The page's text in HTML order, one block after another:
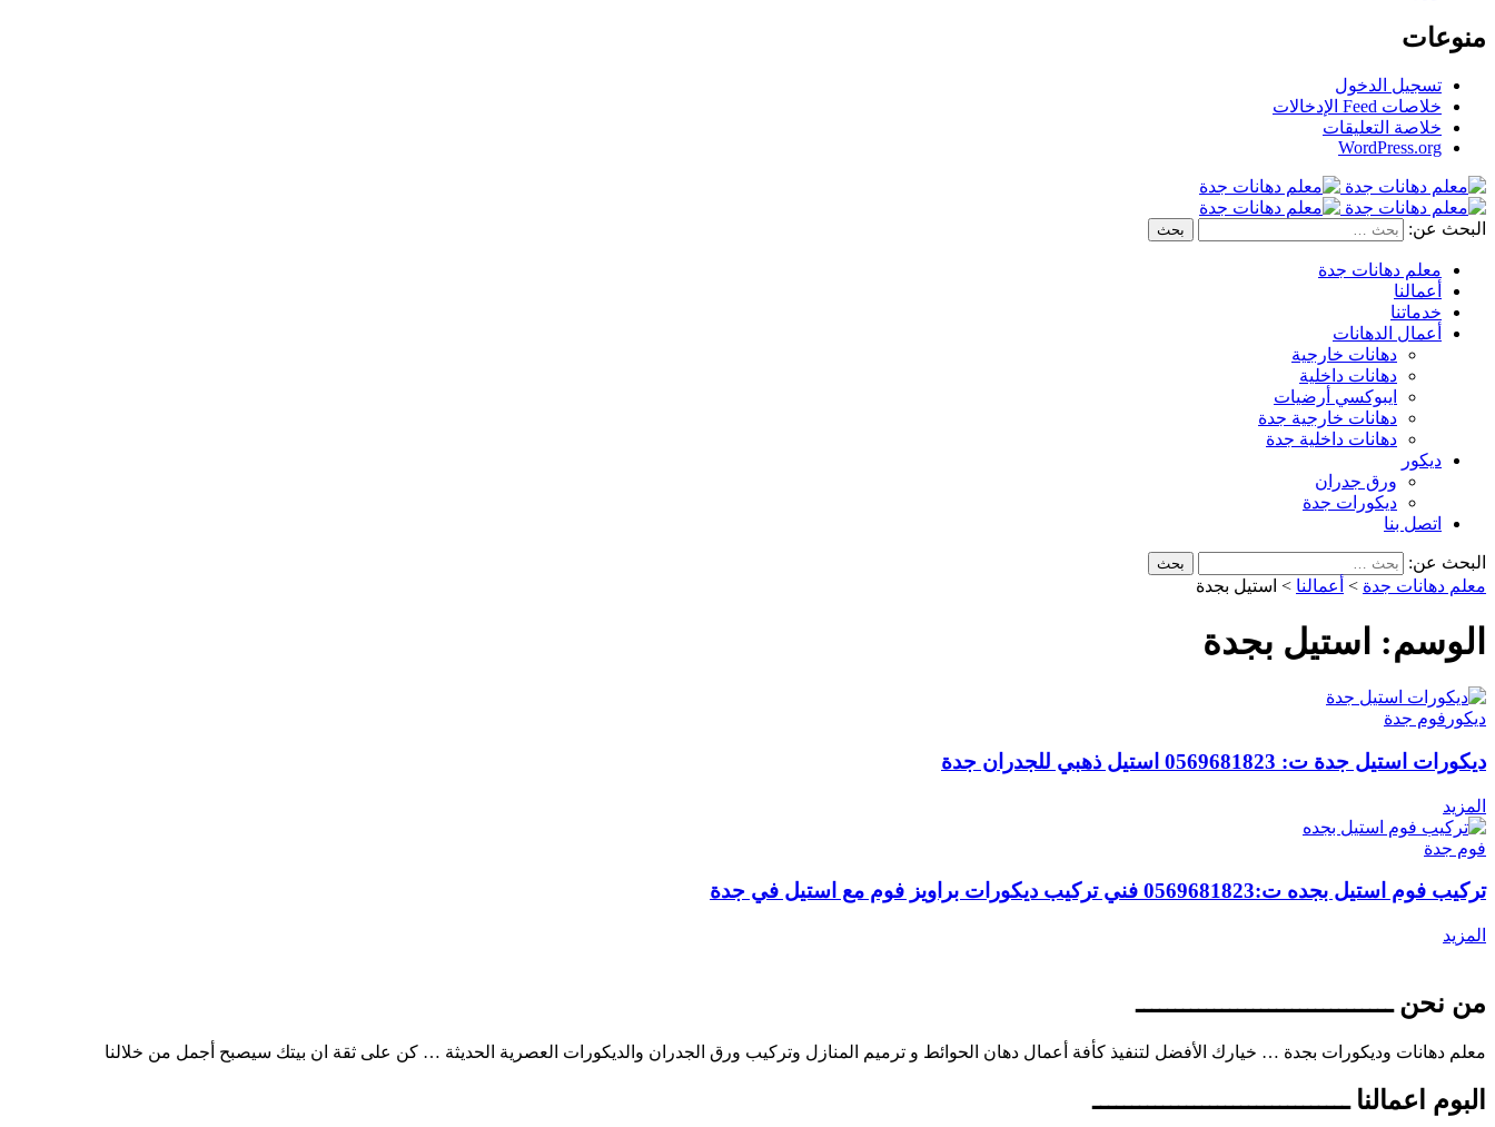
منوعات
تسجيل الدخول
خلاصات Feed الإدخالات
خلاصة التعليقات
WordPress.org
البحث عن:
معلم دهانات جدة
أعمالنا
خدماتنا
أعمال الدهانات
دهانات خارجية
دهانات داخلية
ايبوكسي أرضيات
دهانات خارجية جدة
دهانات داخلية جدة
ديكور
ورق جدران
ديكورات جدة
اتصل بنا
البحث عن:
معلم دهانات جدة > أعمالنا > استيل بجدة
الوسم: استيل بجدة
ديكور فوم جدة
ديكورات استيل جدة ت: 0569681823 استيل ذهبي للجدران جدة
المزيد
فوم جدة
تركيب فوم استيل بجده ت:0569681823 فني تركيب ديكورات براويز فوم مع استيل في جدة
المزيد
من نحن ـــــــــــــــــــــــــــــــــ
معلم دهانات وديكورات بجدة … خيارك الأفضل لتنفيذ كأفة أعمال دهان الحوائط و ترميم المنازل وتركيب ورق الجدران والديكورات العصرية الحديثة … كن على ثقة ان بيتك سيصبح أجمل من خلالنا
البوم اعمالنا ـــــــــــــــــــــــــــــــــ